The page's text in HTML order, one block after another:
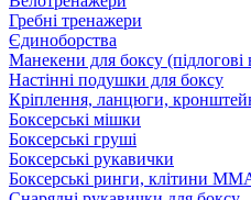
Гребні тренажери
Єдиноборства
Манекени для боксу
Настінні подушки для боксу
Кріплення, ланцюги,
Боксерські мішки
Боксерські груші
Боксерські рукавички
Боксерські ринги, клітини